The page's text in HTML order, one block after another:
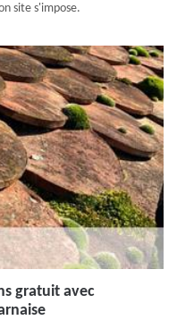
site s'impose.
gratuit avec